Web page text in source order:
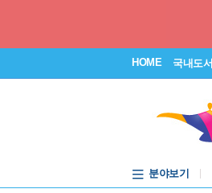
HOME 국내도서
분야보기